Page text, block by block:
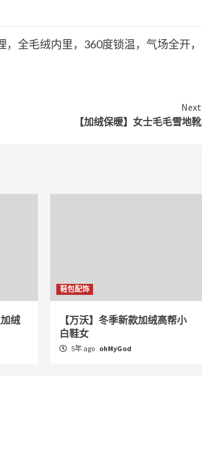
全毛绒内里，360度锁温，气场全开，
Next
【加绒保暖】女士毛毛雪地靴
绒
鞋包配饰
【万沃】冬季新款加绒高帮小
白鞋女
5年 ago ohMyGod